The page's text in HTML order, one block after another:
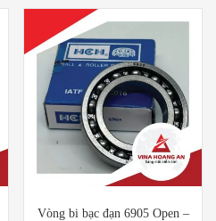
Vòng bi bạc đạn 6905 Open –